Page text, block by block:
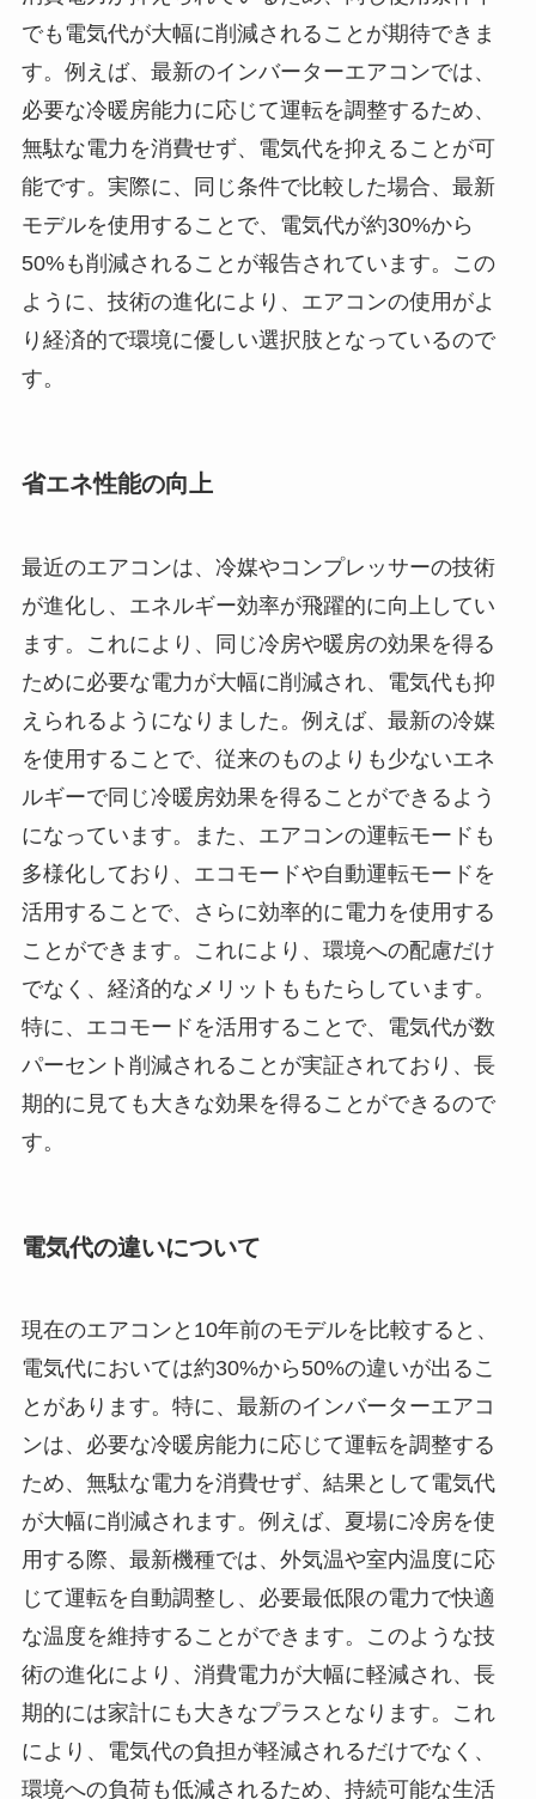
でも電気代が大幅に削減されることが期待できま
す。例えば、最新のインバーターエアコンでは、
必要な冷暖房能力に応じて運転を調整するため、
無駄な電力を消費せず、電気代を抑えることが可
能です。実際に、同じ条件で比較した場合、最新
モデルを使用することで、電気代が約30%から
50%も削減されることが報告されています。この
ように、技術の進化により、エアコンの使用がよ
り経済的で環境に優しい選択肢となっているので
す。
省エネ性能の向上
最近のエアコンは、冷媒やコンプレッサーの技術
が進化し、エネルギー効率が飛躍的に向上してい
ます。これにより、同じ冷房や暖房の効果を得る
ために必要な電力が大幅に削減され、電気代も抑
えられるようになりました。例えば、最新の冷媒
を使用することで、従来のものよりも少ないエネ
ルギーで同じ冷暖房効果を得ることができるよう
になっています。また、エアコンの運転モードも
多様化しており、エコモードや自動運転モードを
活用することで、さらに効率的に電力を使用する
ことができます。これにより、環境への配慮だけ
でなく、経済的なメリットももたらしています。
特に、エコモードを活用することで、電気代が数
パーセント削減されることが実証されており、長
期的に見ても大きな効果を得ることができるので
す。
電気代の違いについて
現在のエアコンと10年前のモデルを比較すると、
電気代においては約30%から50%の違いが出るこ
とがあります。特に、最新のインバーターエアコ
ンは、必要な冷暖房能力に応じて運転を調整する
ため、無駄な電力を消費せず、結果として電気代
が大幅に削減されます。例えば、夏場に冷房を使
用する際、最新機種では、外気温や室内温度に応
じて運転を自動調整し、必要最低限の電力で快適
な温度を維持することができます。このような技
術の進化により、消費電力が大幅に軽減され、長
期的には家計にも大きなプラスとなります。これ
により、電気代の負担が軽減されるだけでなく、
環境への負荷も低減されるため、持続可能な生活